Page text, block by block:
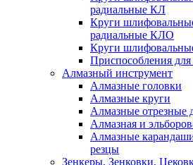
радиальные КЛ
Круги
радиальные КЛО
Круги
Приспособления
Алмазный инструмент
Алмазные головки
Алмазные круги
Алмазные отрезные
Алмазная и
Алмазные
резцы
Зенкеры, Зенковки,